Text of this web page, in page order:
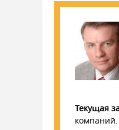
Текущая
компаний.